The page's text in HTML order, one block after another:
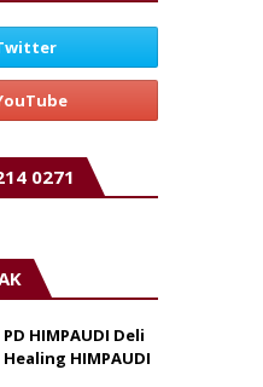
0271
HIMPAUDI Deli
HIMPAUDI